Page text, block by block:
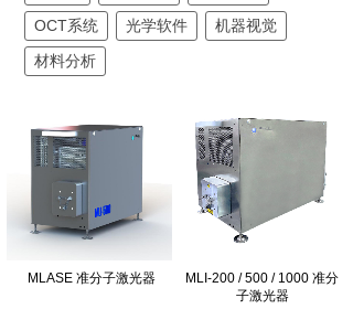
MLASE 准分子激光器
MLI-200 / 500 / 1000 准分
子激光器
OCT系统
光学软件
机器视觉
材料分析